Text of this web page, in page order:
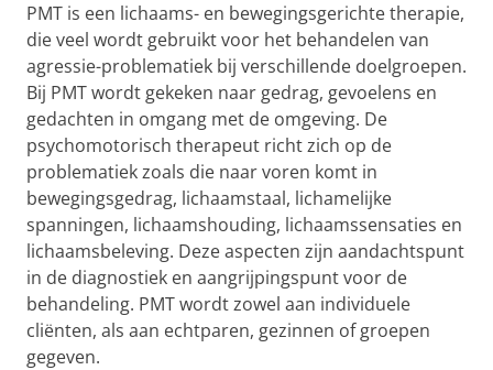
PMT is een lichaams- en bewegingsgerichte therapie,
die veel wordt gebruikt voor het behandelen van
agressie-problematiek bij verschillende doelgroepen.
Bij PMT wordt gekeken naar gedrag, gevoelens en
gedachten in omgang met de omgeving. De
psychomotorisch therapeut richt zich op de
problematiek zoals die naar voren komt in
bewegingsgedrag, lichaamstaal, lichamelijke
spanningen, lichaamshouding, lichaamssensaties en
lichaamsbeleving. Deze aspecten zijn aandachtspunt
in de diagnostiek en aangrijpingspunt voor de
behandeling. PMT wordt zowel aan individuele
cliënten, als aan echtparen, gezinnen of groepen
gegeven.